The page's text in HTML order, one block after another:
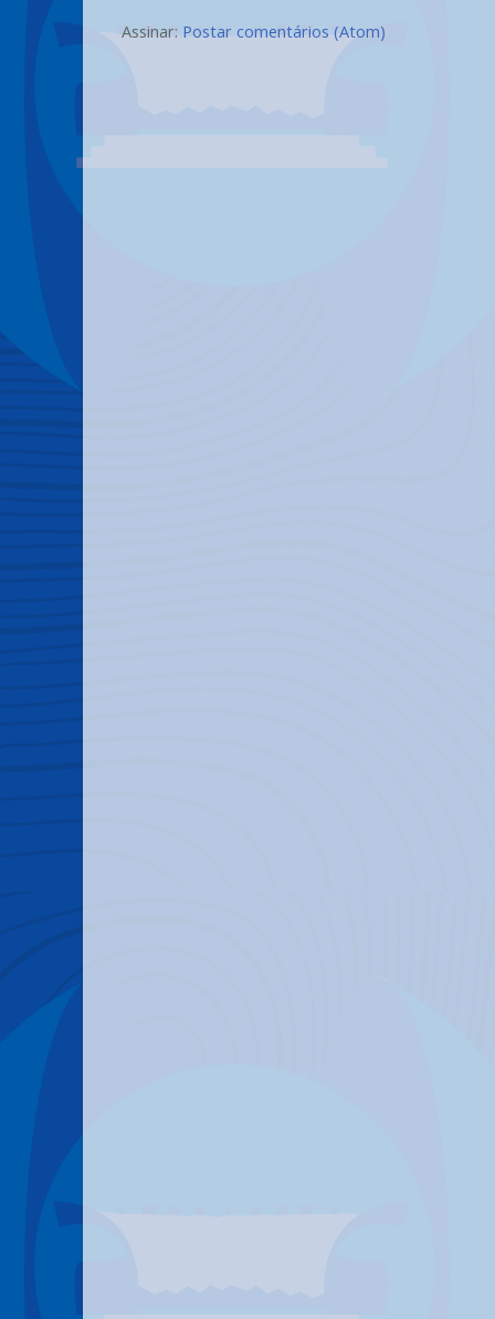
Assinar: Postar comentários (Atom)